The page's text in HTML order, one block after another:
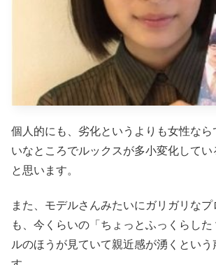
個人的にも、劣化というよりも女性なら
いなところでルックスが多小変化してい
と思います。
また、モデルさんみたいにガリガリなプ
も、今くらいの「ちょっとふっくらした
ルのほうが見ていて親近感が湧くとい